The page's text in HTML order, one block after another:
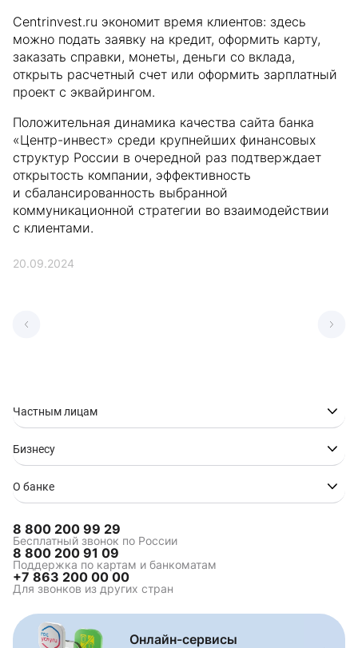
Centrinvest.ru экономит время клиентов: здесь
можно подать заявку на кредит, оформить карту,
заказать справки, монеты, деньги со вклада,
открыть расчетный счет или оформить зарплатный
проект с эквайрингом.
Положительная динамика качества сайта банка
«Центр-инвест» среди крупнейших финансовых
структур России в очередной раз подтверждает
открытость компании, эффективность
и сбалансированность выбранной
коммуникационной стратегии во взаимодействии
с клиентами.
20.09.2024
Частным лицам
Бизнесу
О банке
8 800 200 99 29
Бесплатный звонок по России
8 800 200 91 09
Поддержка по картам и банкоматам
+7 863 200 00 00
Для звонков из других стран
Онлайн-сервисы